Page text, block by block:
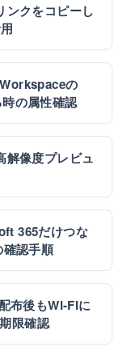
ンクをコピーし
の
の属性確認
解像度プレビュ
365だけつな
認手順
布後もWi-Fiに
限確認